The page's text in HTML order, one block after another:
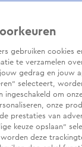
gebruiken cookies
te verzamelen
gedrag en jouw
selecteert,
ingeschakeld om
onze
prestaties van
keuze opslaan”
deze